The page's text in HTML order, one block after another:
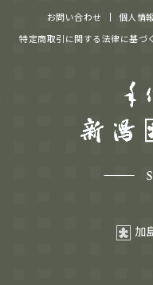
お問い合わせ 個人情
特定商取引に関する法律に基づ
加